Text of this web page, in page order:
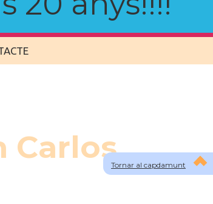
Tornar al capdamunt
Carlos,